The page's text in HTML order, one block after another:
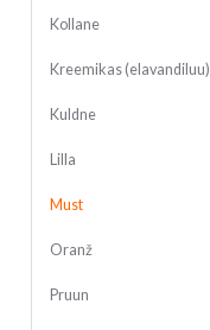
Kollane
Kreemikas (elavandiluu)
Kuldne
Lilla
Must
Oranž
Pruun